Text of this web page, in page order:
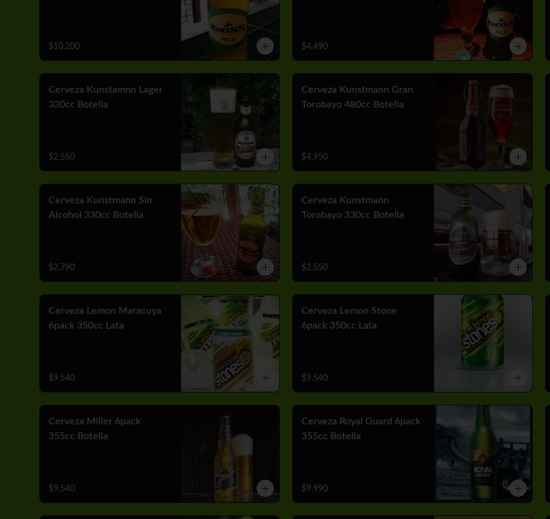
$10.200 $4.490
Cerveza Kunstamnn Lager
330cc Botella
$2.550
Cerveza Kunstmann Gran
Torobayo 480cc Botella
$4.950
Cerveza Kunstmann Sin
Alcohol 330cc Botella
$2.790
Cerveza Kunstmann
Torobayo 330cc Botella
$2.550
Cerveza Lemon Maracuya
6pack 350cc Lata
$9.540
Cerveza Lemon Stone
6pack 350cc Lata
$9.540
Cerveza Miller 6pack
355cc Botella
$9.540
Cerveza Royal Guard 6pack
355cc Botella
$9.990